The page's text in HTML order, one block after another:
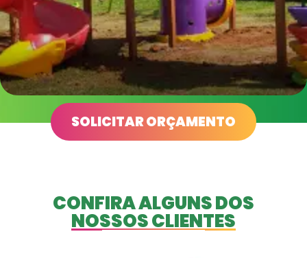
SÃO JOSÉ DO RIO PRETO - SP
Quinta do Golfe
SOLICITAR ORÇAMENTO
CONFIRA ALGUNS DOS
NOSSOS CLIENTES